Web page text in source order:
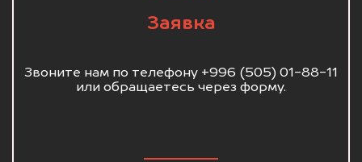
Заявка
Звоните нам по телефону +996 (505) 01-88-11
или обращаетесь через форму.